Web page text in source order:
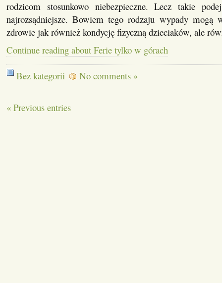
rodzicom stosunkowo niebezpieczne. Lecz takie
najrozsądniejsze. Bowiem tego rodzaju wypady mogą
zdrowie jak również kondycję fizyczną dzieciaków, ale
Continue reading about Ferie tylko w górach
Bez kategorii No comments »
« Previous entries